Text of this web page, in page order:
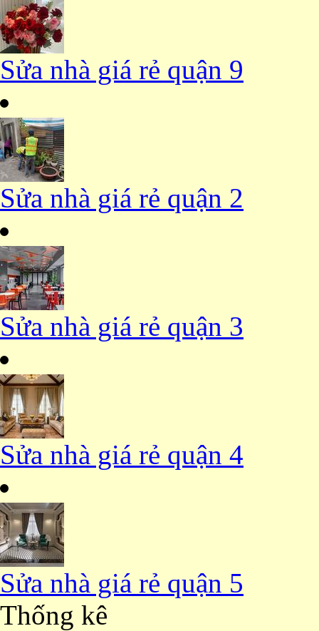
Sửa nhà giá rẻ quận 9
Sửa nhà giá rẻ quận 2
Sửa nhà giá rẻ quận 3
Sửa nhà giá rẻ quận 4
Sửa nhà giá rẻ quận 5
Thống kê